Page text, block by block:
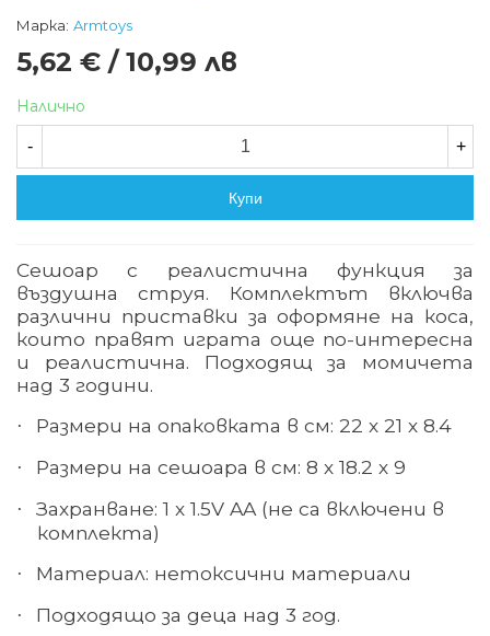
Марка: Armtoys
5,62 € / 10,99 лв
Налично
- +
Купи
Сешоар с реалистична функция за
въздушна струя. Комплектът включва
различни приставки за оформяне на коса,
които правят играта още по-интересна
и реалистична. Подходящ за момичета
над 3 години.
· Размери на опаковката в см: 22 х 21 х 8.4
· Размери на сешоара в см: 8 х 18.2 х 9
·
Захранване: 1 х 1.5V AA (не са включени в
комплекта)
· Материал: нетоксични материали
· Подходящо за деца над 3 год.